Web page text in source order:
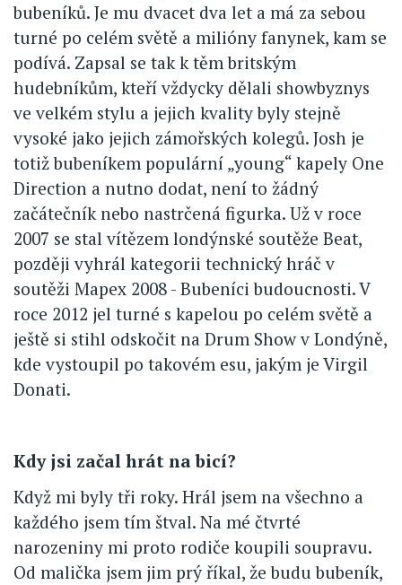
bubeníků. Je mu dvacet dva let a má za sebou
turné po celém světě a milióny fanynek, kam se
podívá. Zapsal se tak k těm britským
hudebníkům, kteří vždycky dělali showbyznys
ve velkém stylu a jejich kvality byly stejně
vysoké jako jejich zámořských kolegů. Josh je
totiž bubeníkem populární „young“ kapely One
Direction a nutno dodat, není to žádný
začátečník nebo nastrčená figurka. Už v roce
2007 se stal vítězem londýnské soutěže Beat,
později vyhrál kategorii technický hráč v
soutěži Mapex 2008 - Bubeníci budoucnosti. V
roce 2012 jel turné s kapelou po celém světě a
ještě si stihl odskočit na Drum Show v Londýně,
kde vystoupil po takovém esu, jakým je Virgil
Donati.
Kdy jsi začal hrát na bicí?
Když mi byly tři roky. Hrál jsem na všechno a
každého jsem tím štval. Na mé čtvrté
narozeniny mi proto rodiče koupili soupravu.
Od malička jsem jim prý říkal, že budu bubeník,